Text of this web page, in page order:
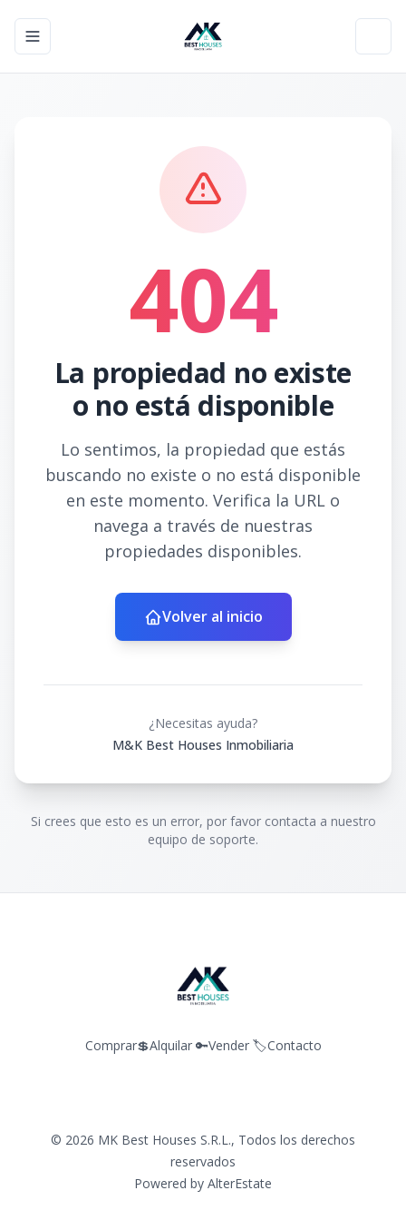
Toggle navigation menu
404
La propiedad no existe
o no está disponible
Lo sentimos, la propiedad que estás
buscando no existe o no está disponible
en este momento. Verifica la URL o
navega a través de nuestras
propiedades disponibles.
Volver al inicio
¿Necesitas ayuda?
M&K Best Houses Inmobiliaria
Si crees que esto es un error, por favor contacta a nuestro
equipo de soporte.
Comprar💲Alquilar 🔑Vender 🏷️Contacto
© 2026 MK Best Houses S.R.L., Todos los derechos
reservados
Powered by AlterEstate